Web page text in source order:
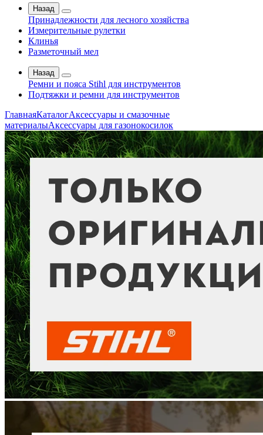
Назад
Принадлежности для лесного хозяйства
Измерительные рулетки
Клинья
Разметочный мел
Назад
Ремни и пояса Stihl для инструментов
Подтяжки и ремни для инструментов
ГлавнаяКаталогАксессуары и смазочные
материалыАксессуары для газонокосилок